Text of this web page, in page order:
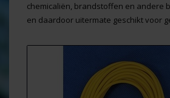
chemicaliën, brandstoffen en andere
en daardoor uitermate geschikt voor